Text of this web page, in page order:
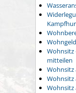
Wohnsitz
mitteilen
Wohnsitz
Wohnsitz
Wohnsitz